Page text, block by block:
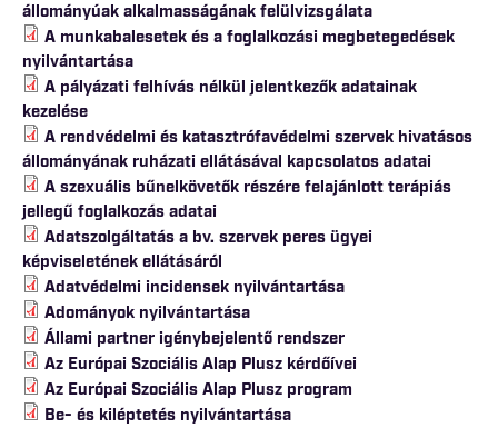
állományúak alkalmasságának felülvizsgálata
A munkabalesetek és a foglalkozási megbetegedések
nyilvántartása
A pályázati felhívás nélkül jelentkezők adatainak
kezelése
A rendvédelmi és katasztrófavédelmi szervek hivatásos
állományának ruházati ellátásával kapcsolatos adatai
A szexuális bűnelkövetők részére felajánlott terápiás
jellegű foglalkozás adatai
Adatszolgáltatás a bv. szervek peres ügyei
képviseletének ellátásáról
Adatvédelmi incidensek nyilvántartása
Adományok nyilvántartása
Állami partner igénybejelentő rendszer
Az Európai Szociális Alap Plusz kérdőívei
Az Európai Szociális Alap Plusz program
Be- és kiléptetés nyilvántartása